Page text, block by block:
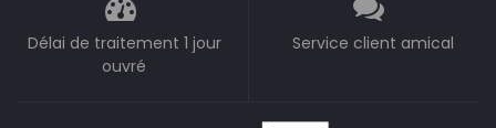
Délai de traitement 1 jour
ouvré
Service client amical